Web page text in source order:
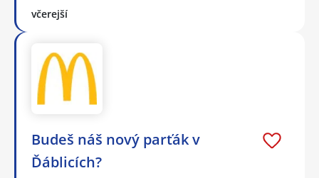
včerejší
Budeš náš nový parťák v
Ďáblicích?